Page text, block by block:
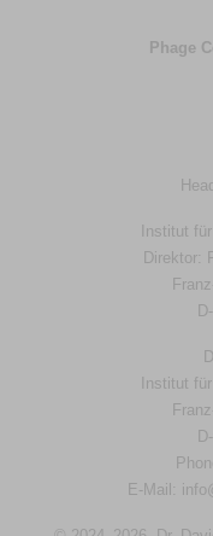
Phage
Institut
Direktor:
Institut
E-Mail: